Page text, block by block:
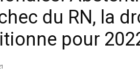
du RN, la
pour